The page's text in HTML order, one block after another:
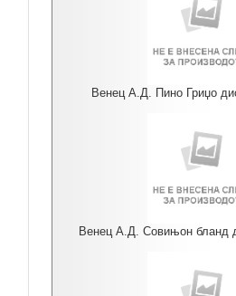
Венец А.Д. Пино Гриџо
Венец А.Д. Совињон бланд